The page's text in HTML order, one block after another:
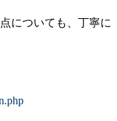
についても、丁寧に